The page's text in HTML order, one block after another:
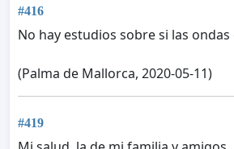
#416
No hay estudios sobre si las
(Palma de Mallorca, 2020-05-11)
#419